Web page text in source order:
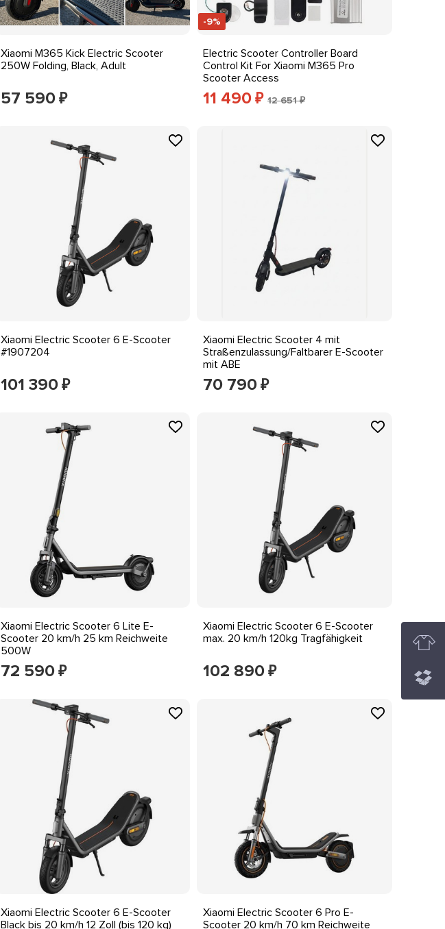
Xiaomi M365 Kick Electric Scooter
250W Folding, Black, Adult
57 590 ₽
-9%
Electric Scooter Controller Board
Control Kit For Xiaomi M365 Pro
Scooter Access
11 490 ₽ 12 651 ₽
Xiaomi Electric Scooter 6 E-Scooter
#1907204
101 390 ₽
Xiaomi Electric Scooter 4 mit
Straßenzulassung/Faltbarer E-Scooter
mit ABE
70 790 ₽
Xiaomi Electric Scooter 6 Lite E-
Scooter 20 km/h 25 km Reichweite
500W
72 590 ₽
Xiaomi Electric Scooter 6 E-Scooter
max. 20 km/h 120kg Tragfähigkeit
102 890 ₽
Xiaomi Electric Scooter 6 E-Scooter
Black bis 20 km/h 12 Zoll (bis 120 kg)
Xiaomi Electric Scooter 6 Pro E-
Scooter 20 km/h 70 km Reichweite